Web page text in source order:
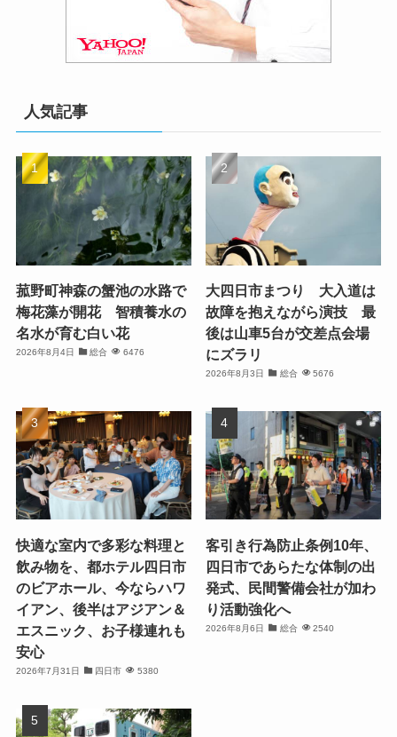
人気記事
菰野町神森の蟹池の水路で
梅花藻が開花 智積養水の
名水が育む白い花
2026年8月4日 総合 6476
大四日市まつり 大入道は
故障を抱えながら演技 最
後は山車5台が交差点会場
にズラリ
2026年8月3日 総合 5676
快適な室内で多彩な料理と
飲み物を、都ホテル四日市
のビアホール、今ならハワ
イアン、後半はアジアン＆
エスニック、お子様連れも
安心
2026年7月31日 四日市 5380
客引き行為防止条例10年、
四日市であらたな体制の出
発式、民間警備会社が加わ
り活動強化へ
2026年8月6日 総合 2540